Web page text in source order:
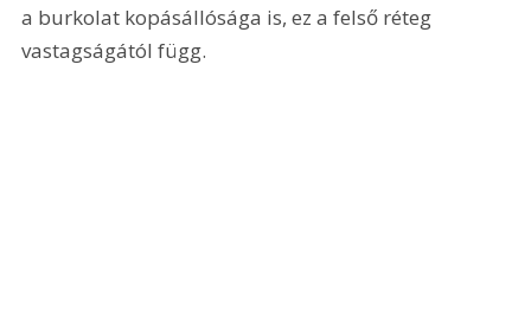
a burkolat kopásállósága is, ez a felső réteg
vastagságától függ.